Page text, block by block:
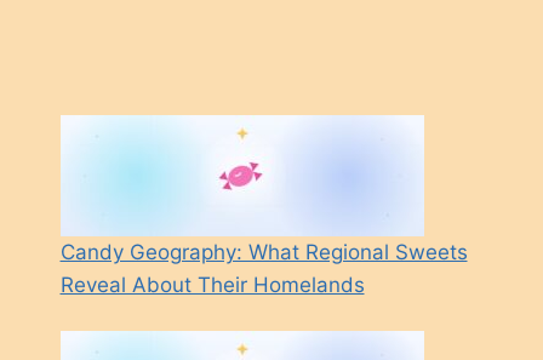
Candy Geography: What Regional Sweets
Reveal About Their Homelands